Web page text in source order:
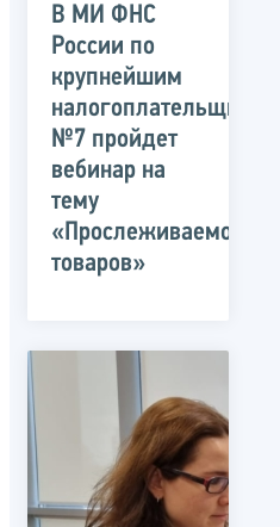
В МИ ФНС
России по
крупнейшим
налогоплательщикам
№7 пройдет
вебинар на
тему
«Прослеживаемость
товаров»